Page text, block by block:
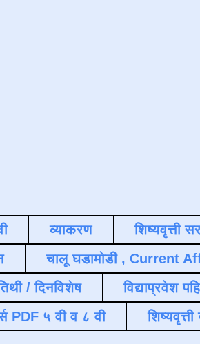
व्याकरण
शिष्यवृत्ती
चालू घडामोडी , Current
/ दिनविशेष
विद्याप्रवेश
PDF ५ वी व ८ वी